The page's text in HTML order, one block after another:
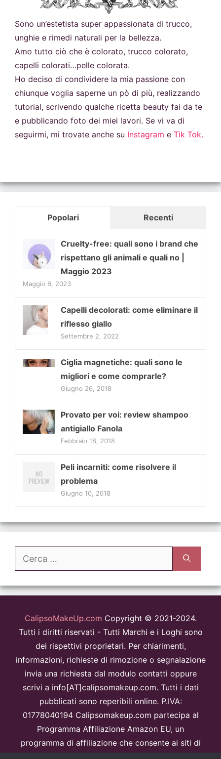
Sono un’estetista super appassionata di trucco,
unghie e rimedi naturali per la bellezza.
Amo tutto ciò che è colorato, trucco colorato,
capelli colorati…pelle colorata.
Ho deciso di condividere la mia passione con
chiunque voglia saperne un pò di più, realizzando
tutorial, scrivendo qualche ricetta beauty fai da te
e pubblicando foto dei miei lavori. Se vi va di
seguirmi, mi trovate anche su Instagram e Tik Tok.
Popolari Recenti
Cruelty-free: quali sono i brand che
rispettano gli animali e quali no |
Maggio 2023
Maggio 6, 2023
Capelli decolorati: come eliminare il
riflesso giallo
Settembre 2, 2022
Ciglia magnetiche: quali sono le
migliori e come comprarle?
Giugno 26, 2018
Provato per voi: review shampoo
antigiallo Fanola
Febbraio 18, 2018
Peli incarniti: come risolvere il
problema
Giugno 10, 2018
Ricerca
CalipsoMakeUp.com Copyright © 2021-2024.
Tutti i diritti riservati - Tutti Marchi e i Loghi sono
dei rispettivi proprietari. Per chiarimenti,
informazioni, richieste di rimozione o segnalazione
invia una richiesta dal modulo contatti oppure
scrivi a info[AT]calipsomakeup.com. Tutti i dati
pubblicati sono reperibili online. P.IVA:
01778040194 Calipsomakeup.com partecipa al
Programma Affiliazione Amazon EU, un
programma di affiliazione che consente ai siti di